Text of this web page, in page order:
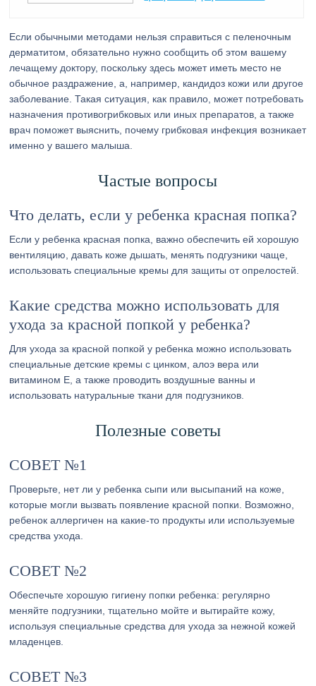
Если обычными методами нельзя справиться с пеленочным
дерматитом, обязательно нужно сообщить об этом вашему
лечащему доктору, поскольку здесь может иметь место не
обычное раздражение, а, например, кандидоз кожи или другое
заболевание. Такая ситуация, как правило, может потребовать
назначения противогрибковых или иных препаратов, а также
врач поможет выяснить, почему грибковая инфекция возникает
именно у вашего малыша.
Частые вопросы
Что делать, если у ребенка красная попка?
Если у ребенка красная попка, важно обеспечить ей хорошую
вентиляцию, давать коже дышать, менять подгузники чаще,
использовать специальные кремы для защиты от опрелостей.
Какие средства можно использовать для
ухода за красной попкой у ребенка?
Для ухода за красной попкой у ребенка можно использовать
специальные детские кремы с цинком, алоэ вера или
витамином Е, а также проводить воздушные ванны и
использовать натуральные ткани для подгузников.
Полезные советы
СОВЕТ №1
Проверьте, нет ли у ребенка сыпи или высыпаний на коже,
которые могли вызвать появление красной попки. Возможно,
ребенок аллергичен на какие-то продукты или используемые
средства ухода.
СОВЕТ №2
Обеспечьте хорошую гигиену попки ребенка: регулярно
меняйте подгузники, тщательно мойте и вытирайте кожу,
используя специальные средства для ухода за нежной кожей
младенцев.
СОВЕТ №3